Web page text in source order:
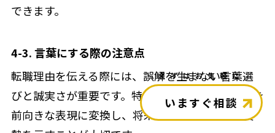
＼まずはお気軽に／
いますぐ相談
できます。
4-3. 言葉にする際の注意点
転職理由を伝える際には、誤解を生まない言葉選
びと誠実さが重要です。特に現職での不満や課題を
前向きな表現に変換し、将来に向けた建設的な姿